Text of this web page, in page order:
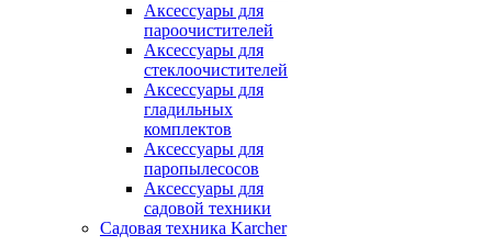
Аксессуары для
пароочистителей
Аксессуары для
стеклоочистителей
Аксессуары для
гладильных
комплектов
Аксессуары для
паропылесосов
Аксессуары для
садовой техники
Садовая техника Karcher